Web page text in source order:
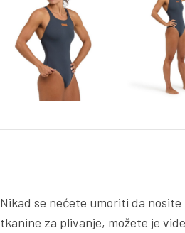
Nikad se nećete umoriti da
tkanine za plivanje, možete je